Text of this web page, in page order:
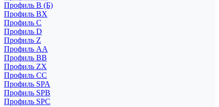
Профиль B (Б)
Профиль BX
Профиль C
Профиль D
Профиль Z
Профиль АА
Профиль BB
Профиль ZX
Профиль CC
Профиль SPA
Профиль SPB
Профиль SPC